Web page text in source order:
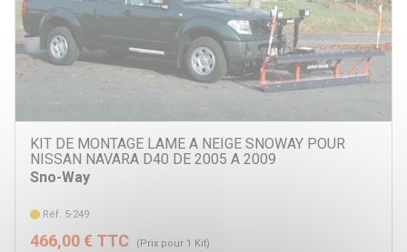
KIT DE MONTAGE LAME A NEIGE SNOWAY POUR
NISSAN NAVARA D40 DE 2005 A 2009
Sno-Way
Réf. 5-249
466,00 € TTC (Prix pour 1 Kit)